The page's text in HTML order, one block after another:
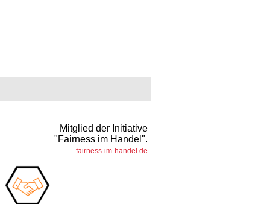
Mitglied der Initiative
"Fairness im Handel".
fairness-im-handel.de